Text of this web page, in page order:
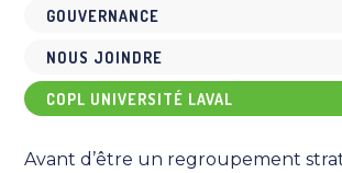
GOUVERNANCE
NOUS JOINDRE
COPL UNIVERSITÉ LAVAL
Avant d’être un regroupement